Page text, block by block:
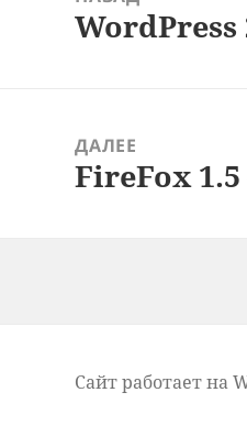
записямПредыдущая
WordPress
ДАЛЕЕ
Следующая
FireFox
Сайт работает на